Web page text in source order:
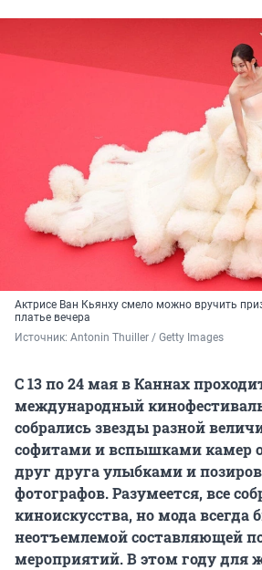
Актрисе Ван Кьянху смело можно вручить
платье вечера
Источник: Antonin Thuiller / Getty Images
С 13 по 24 мая в Каннах
международный
собрались звезды разной
софитами и вспышками камер
друг друга улыбками и
фотографов. Разумеется, все
киноискусства, но мода всегда
неотъемлемой составляющей
мероприятий. В этом году для